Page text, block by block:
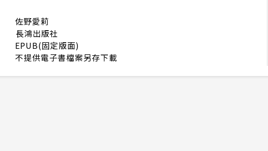
佐野愛莉
長鴻出版社
EPUB(固定版面)
不提供電子書檔案另存下載